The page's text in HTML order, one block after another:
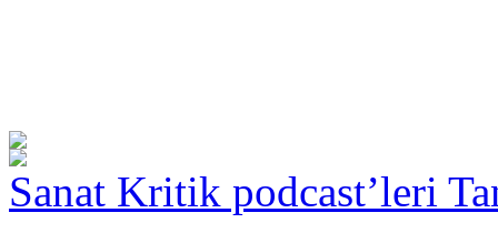
Sanat Kritik podcast’leri